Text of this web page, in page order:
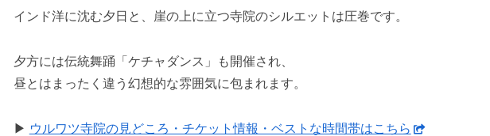
インド洋に沈む夕日と、崖の上に立つ寺院のシルエットは圧巻です。
夕方には伝統舞踊「ケチャダンス」も開催され、
昼とはまったく違う幻想的な雰囲気に包まれます。
▶ ウルワツ寺院の見どころ・チケット情報・ベストな時間帯はこちら